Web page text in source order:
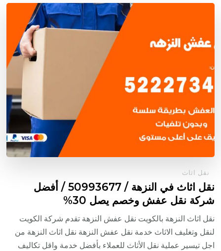
نقل اثاث
نقل اثاث في النزهة / 50993677 / أفضل
شركة نقل عفش وخصم يصل 30%
نقل اثاث النزهة بالكويت نقل عفش النزهة تقدم شركة الكويت
لنقل وتغليف الاثاث خدمة نقل عفش النزهة نقل اثاث النزهة من
اجل تيسير عملية نقل الأثاث للعملاء بأفضل خدمة واقل تكاليف